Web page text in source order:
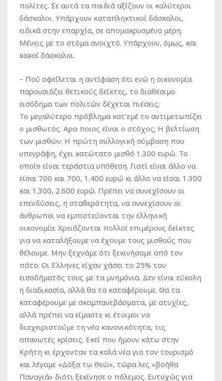
πολίτες. Σε αυτά τα παιδιά αξίζουν οι καλύτεροι
δάσκαλοι. Υπάρχουν καταπληκτικοί δάσκαλοι,
ειδικά στην επαρχία, σε απομακρυσμένα μέρη.
Μένεις με το στόμα ανοιχτό. Υπάρχουν, όμως, και
κακοί δάσκαλοι.
– Πού οφείλεται η αντίφαση ότι ενώ η οικονομία
παρουσιάζει θετικούς δείκτες, το διαθέσιμο
εισόδημα των πολιτών δέχεται πιέσεις;
Το μεγαλύτερο πρόβλημα κατ’εμέ το αντιμετωπίζει
ο μισθωτός. Αρα ποιος είναι ο στόχος; Η βελτίωση
των μισθών. Η πρώτη συλλογική σύμβαση που
υπεγράφη, έχει κατώτατο μισθό 1.300 ευρώ. Το
οποίο είναι τεράστια υπόθεση. Γιατί είναι άλλο να
είσαι 700 και 700, 1.400 ευρώ κι άλλο να είσαι 1.300
και 1.300, 2.600 ευρώ. Πρέπει να συνεχίσουν οι
επενδύσεις, η σταθερότητα, να συνεχίσουν οι
άνθρωποι να εμπιστεύονται την ελληνική
οικονομία. Χρειάζονται πολλοί επιμέρους δείκτες
για να καταλήξουμε να έχουμε τους μισθούς που
θέλουμε. Μην ξεχνάμε ότι ξεκινήσαμε από τον
πάτο. Οι Ελληνες είχαν χάσει το 25% του
εισοδήματός τους με τα μνημόνια. Δεν είναι εύκολη
η διαδικασία, αλλά θα τα καταφέρουμε. Θα τα
καταφέρουμε με σκαμπανεβάσματα, με ατυχίες,
αλλά πρέπει να είμαστε κι έτοιμοι να
διαχειριστούμε τη νέα κανονικότητα, τις
απανωτές κρίσεις. Εκεί που ήμουν κάτω στην
Κρήτη κι έρχονταν τα καλά νέα για τον τουρισμό
και λέγαμε «Δόξα τω Θεώ», τώρα λες «βοήθα
Παναγιά» διότι ξεκίνησε ο πόλεμος. Ευτυχώς για